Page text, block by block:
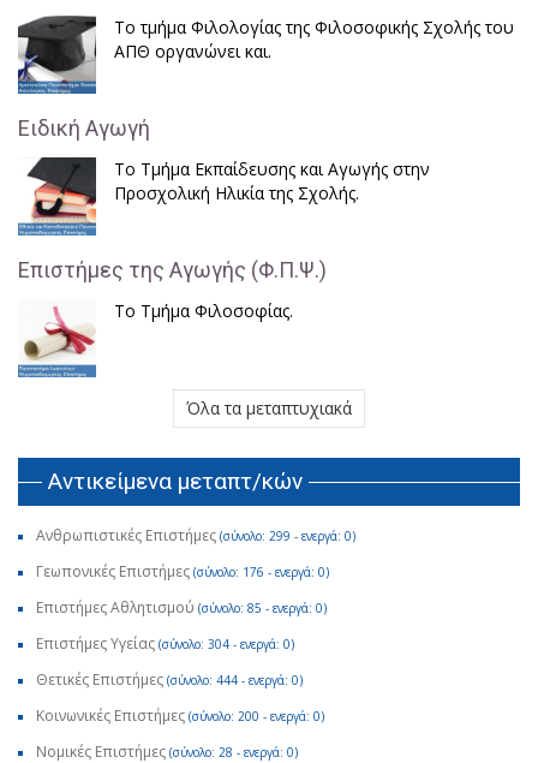
Το τμήμα Φιλολογίας της Φιλοσοφικής Σχολής του
ΑΠΘ οργανώνει και.
Ειδική Αγωγή
Το Τμήμα Εκπαίδευσης και Αγωγής στην
Προσχολική Ηλικία της Σχολής.
Επιστήμες της Αγωγής (Φ.Π.Ψ.)
Το Τμήμα Φιλοσοφίας.
Όλα τα μεταπτυχιακά
Αντικείμενα μεταπτ/κών
Ανθρωπιστικές Επιστήμες (σύνολο: 299 - ενεργά: 0)
Γεωπονικές Επιστήμες (σύνολο: 176 - ενεργά: 0)
Επιστήμες Αθλητισμού (σύνολο: 85 - ενεργά: 0)
Επιστήμες Υγείας (σύνολο: 304 - ενεργά: 0)
Θετικές Επιστήμες (σύνολο: 444 - ενεργά: 0)
Κοινωνικές Επιστήμες (σύνολο: 200 - ενεργά: 0)
Νομικές Επιστήμες (σύνολο: 28 - ενεργά: 0)